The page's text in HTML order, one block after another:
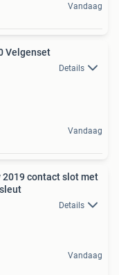
Vandaag
Velgenset
Details
Vandaag
2019 contact slot met
Details
Vandaag